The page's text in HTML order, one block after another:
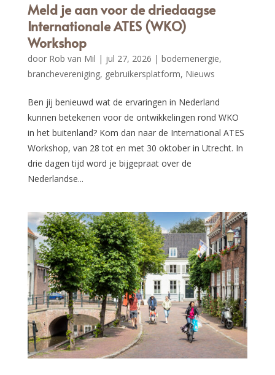
Meld je aan voor de driedaagse
Internationale ATES (WKO)
Workshop
door Rob van Mil | jul 27, 2026 | bodemenergie,
branchevereniging, gebruikersplatform, Nieuws
Ben jij benieuwd wat de ervaringen in Nederland
kunnen betekenen voor de ontwikkelingen rond WKO
in het buitenland? Kom dan naar de International ATES
Workshop, van 28 tot en met 30 oktober in Utrecht. In
drie dagen tijd word je bijgepraat over de
Nederlandse...